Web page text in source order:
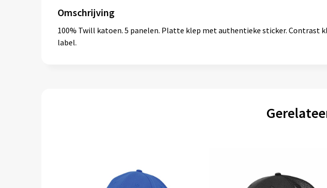
Omschrijving
100% Twill katoen. 5 panelen. Platte klep met authentieke sticker. Contrast
label.